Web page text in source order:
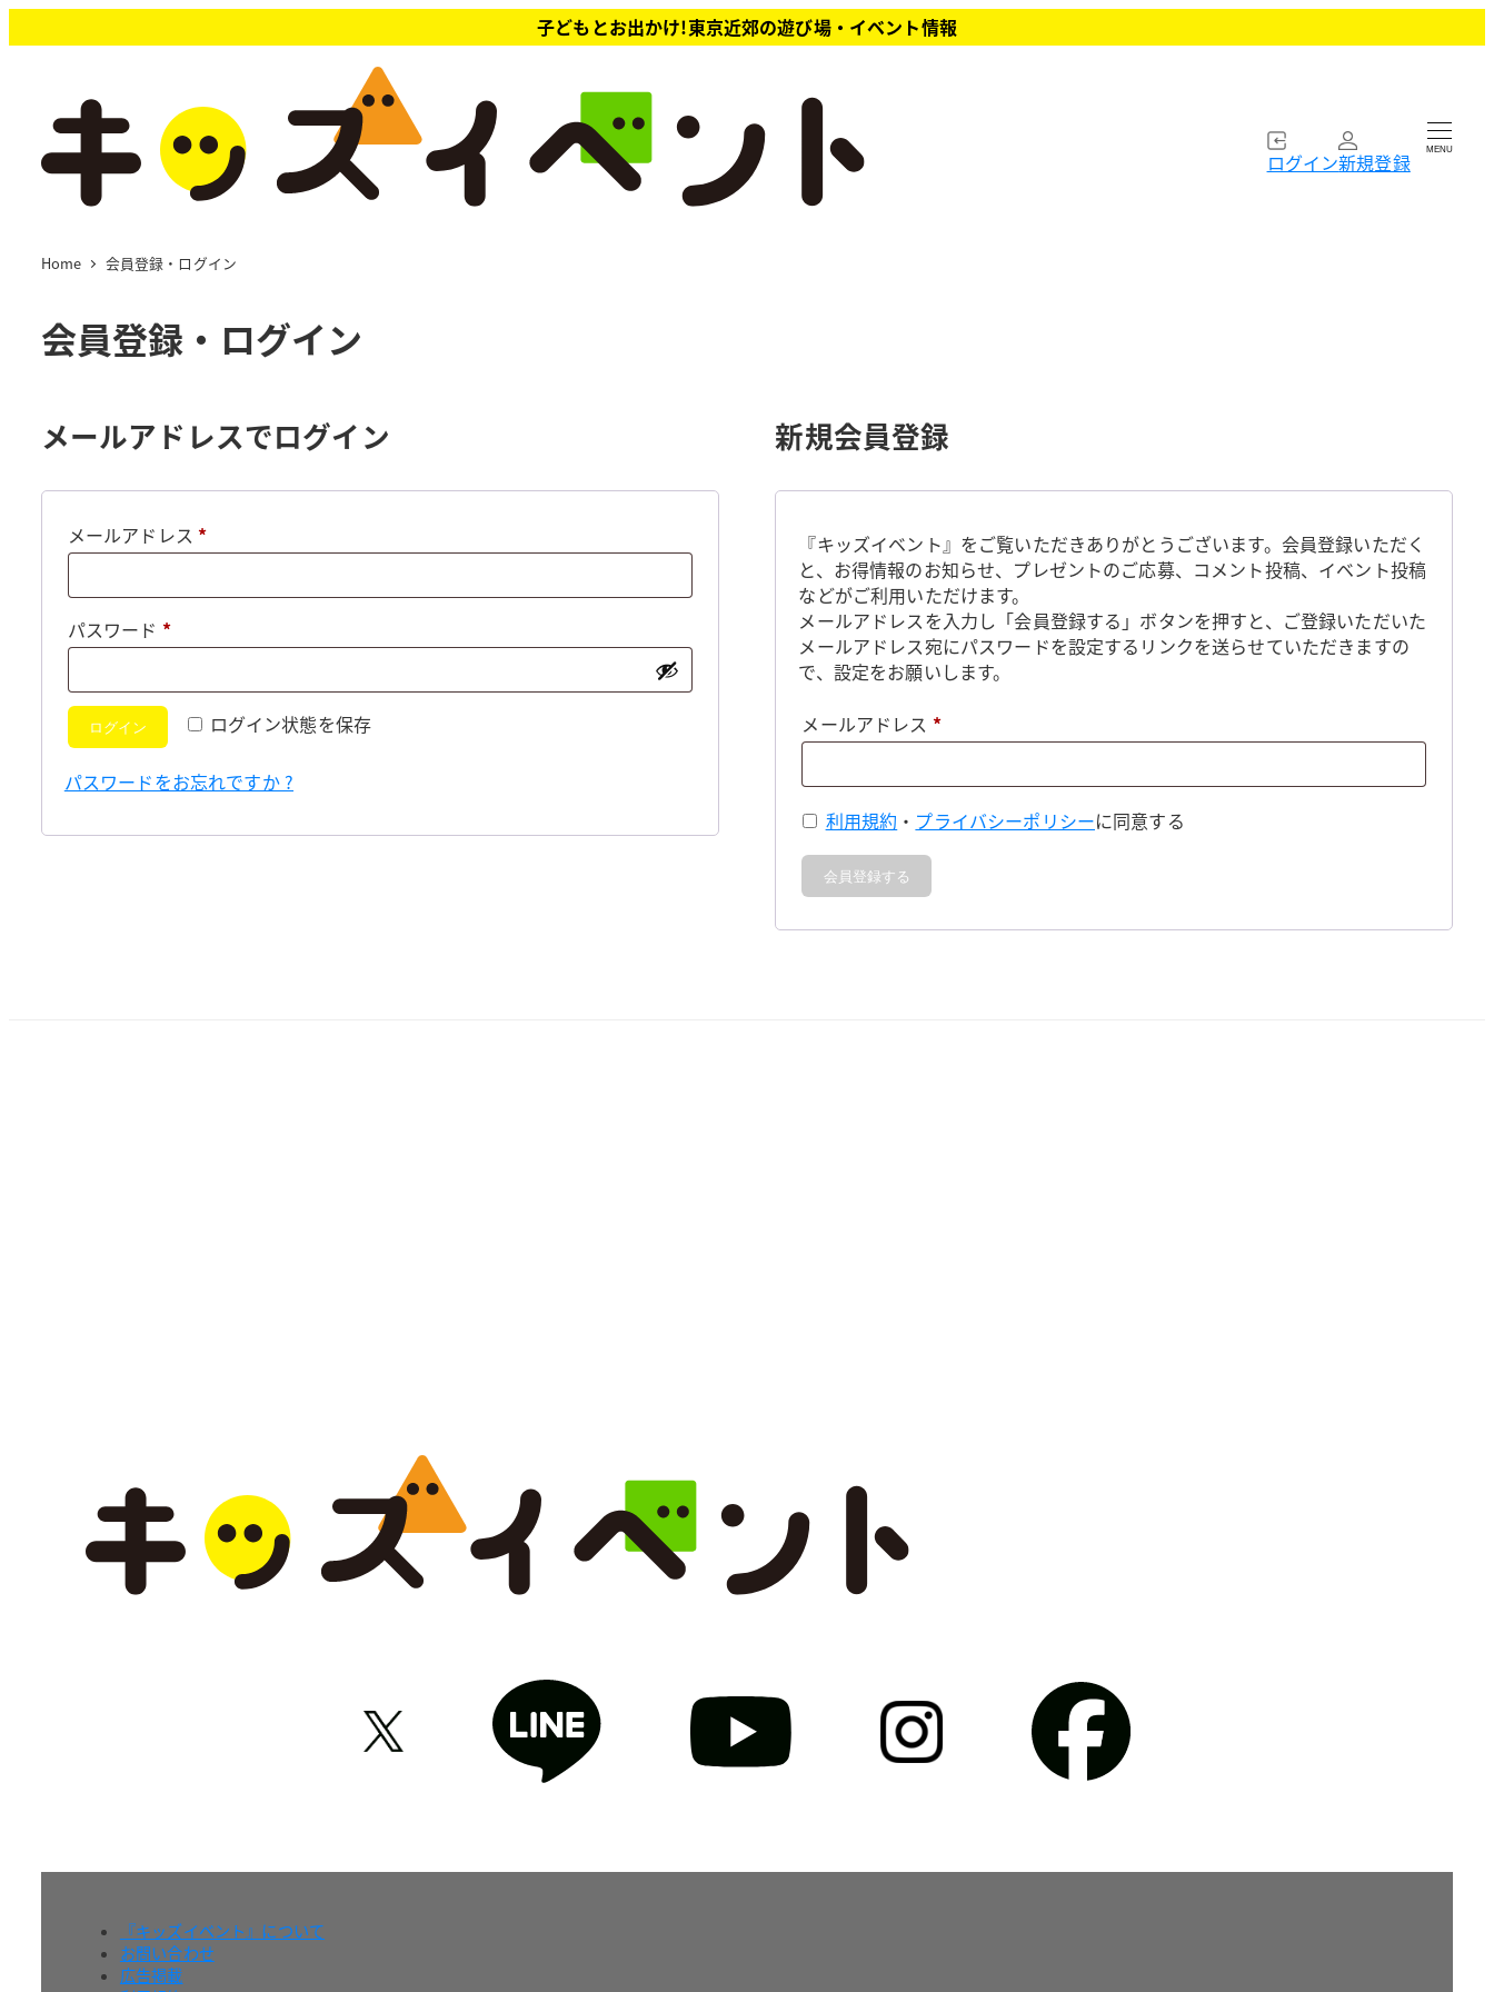
イ
子どもとお出かけ!東京近郊の遊び場・イベント情報
ログイン新規登録 MENU
Home 会員登録・ログイン
会員登録・ログイン
メールアドレスでログイン
メールアドレス *必
パスワード *必
ログイン状態を保存
ログイン
パスワードをお忘れですか ?
新規会員登録
『キッズイベント』をご覧いただきありがとうございます。会員登録いただく
と、お得情報のお知らせ、プレゼントのご応募、コメント投稿、イベント投稿
などがご利用いただけます。
メールアドレスを入力し「会員登録する」ボタンを押すと、ご登録いただいた
メールアドレス宛にパスワードを設定するリンクを送らせていただきますの
で、設定をお願いします。
メールアドレス *必
利用規約 ・ プライバシーポリシーに同意する
会員登録する
『キッズイベント』について
お問い合わせ
広告掲載